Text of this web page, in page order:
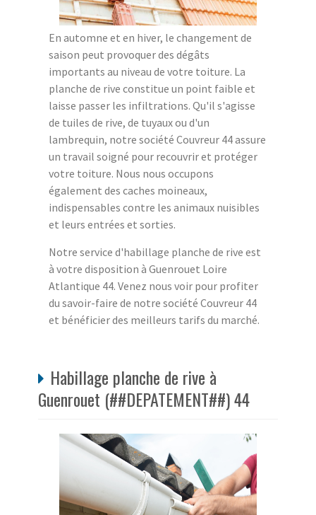
En automne et en hiver, le changement de
saison peut provoquer des dégâts
importants au niveau de votre toiture. La
planche de rive constitue un point faible et
laisse passer les infiltrations. Qu'il s'agisse
de tuiles de rive, de tuyaux ou d'un
lambrequin, notre société Couvreur 44 assure
un travail soigné pour recouvrir et protéger
votre toiture. Nous nous occupons
également des caches moineaux,
indispensables contre les animaux nuisibles
et leurs entrées et sorties.
Notre service d'habillage planche de rive est
à votre disposition à Guenrouet Loire
Atlantique 44. Venez nous voir pour profiter
du savoir-faire de notre société Couvreur 44
et bénéficier des meilleurs tarifs du marché.
Habillage planche de rive à
Guenrouet (##DEPATEMENT##) 44